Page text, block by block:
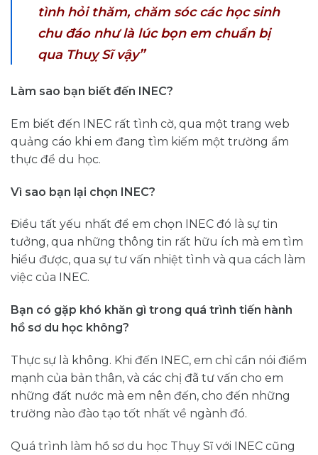
tình hỏi thăm, chăm sóc các học sinh
chu đáo như là lúc bọn em chuẩn bị
qua Thuỵ Sĩ vậy”
Làm sao bạn biết đến INEC?
Em biết đến INEC rất tình cờ, qua một trang web
quảng cáo khi em đang tìm kiếm một trường ẩm
thực để du học.
Vì sao bạn lại chọn INEC?
Điều tất yếu nhất để em chọn INEC đó là sự tin
tưởng, qua những thông tin rất hữu ích mà em tìm
hiểu được, qua sự tư vấn nhiệt tình và qua cách làm
việc của INEC.
Bạn có gặp khó khăn gì trong quá trình tiến hành
hồ sơ du học không?
Thực sự là không. Khi đến INEC, em chỉ cần nói điểm
mạnh của bản thân, và các chị đã tư vấn cho em
những đất nước mà em nên đến, cho đến những
trường nào đào tạo tốt nhất về ngành đó.
Quá trình làm hồ sơ du học Thụy Sĩ với INEC cũng